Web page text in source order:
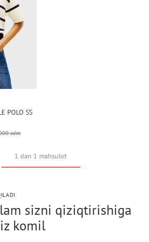
POLO SS
so‘m
1 dan 1 mahsulot
sizni qiziqtirishiga
komil